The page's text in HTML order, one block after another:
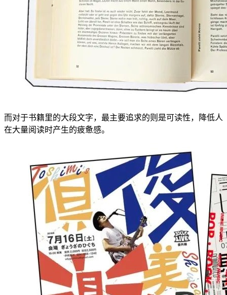
而对于书籍里的大段文字，最主要追求的则是可读性，降低人
在大量阅读时产生的疲惫感。